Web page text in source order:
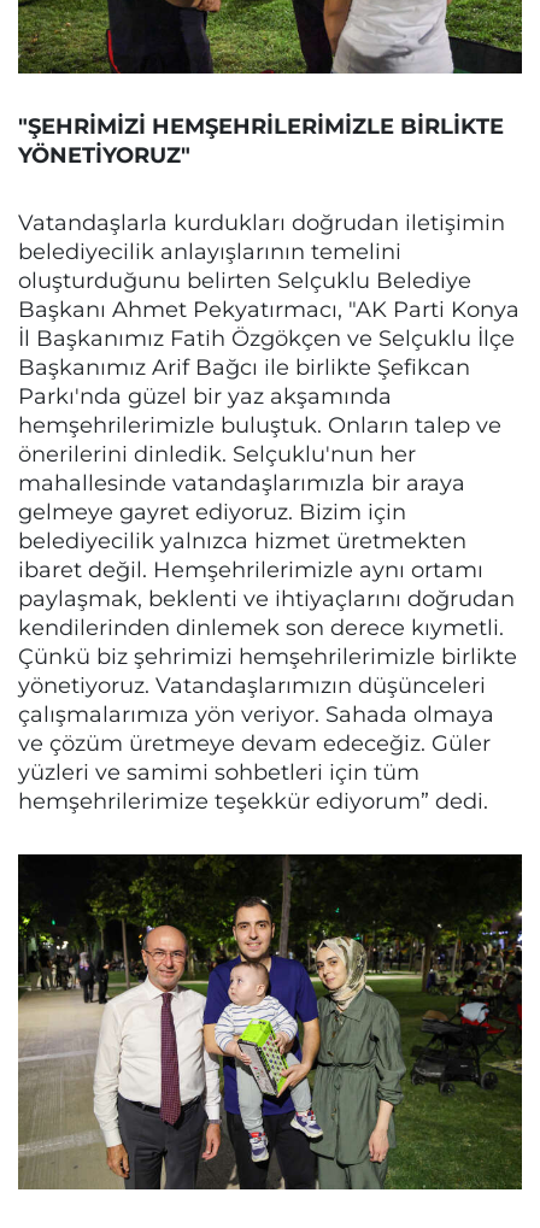
"ŞEHRİMİZİ HEMŞEHRİLERİMİZLE BİRLİKTE
YÖNETİYORUZ"
Vatandaşlarla kurdukları doğrudan iletişimin
belediyecilik anlayışlarının temelini
oluşturduğunu belirten Selçuklu Belediye
Başkanı Ahmet Pekyatırmacı, "AK Parti Konya
İl Başkanımız Fatih Özgökçen ve Selçuklu İlçe
Başkanımız Arif Bağcı ile birlikte Şefikcan
Parkı'nda güzel bir yaz akşamında
hemşehrilerimizle buluştuk. Onların talep ve
önerilerini dinledik. Selçuklu'nun her
mahallesinde vatandaşlarımızla bir araya
gelmeye gayret ediyoruz. Bizim için
belediyecilik yalnızca hizmet üretmekten
ibaret değil. Hemşehrilerimizle aynı ortamı
paylaşmak, beklenti ve ihtiyaçlarını doğrudan
kendilerinden dinlemek son derece kıymetli.
Çünkü biz şehrimizi hemşehrilerimizle birlikte
yönetiyoruz. Vatandaşlarımızın düşünceleri
çalışmalarımıza yön veriyor. Sahada olmaya
ve çözüm üretmeye devam edeceğiz. Güler
yüzleri ve samimi sohbetleri için tüm
hemşehrilerimize teşekkür ediyorum” dedi.